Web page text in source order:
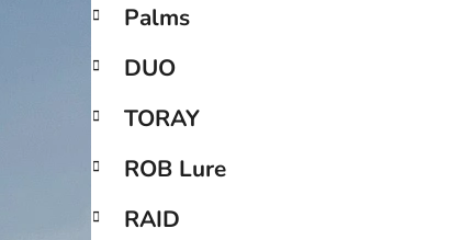
r
n
n
í
p
n
o
i
Palms
DUO
TORAY
ROB Lure
RAID